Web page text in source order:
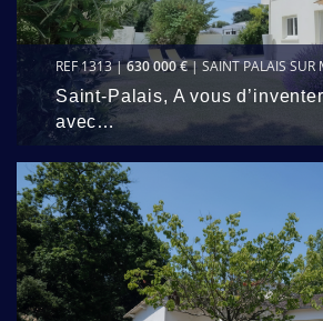
REF 1313 |630 000 €| SAINT PALAIS SUR
Saint-Palais, A vous
avec…